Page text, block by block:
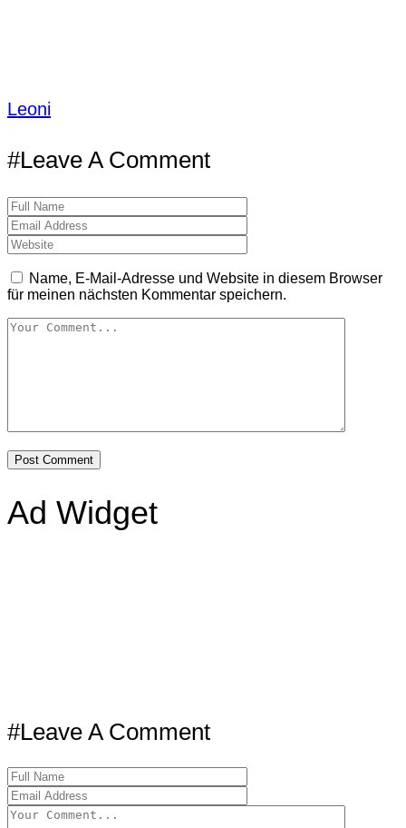
Leoni
#Leave A Comment
Name, E-Mail-Adresse und Website in diesem Browser
für meinen nächsten Kommentar speichern.
Ad Widget
#Leave A Comment